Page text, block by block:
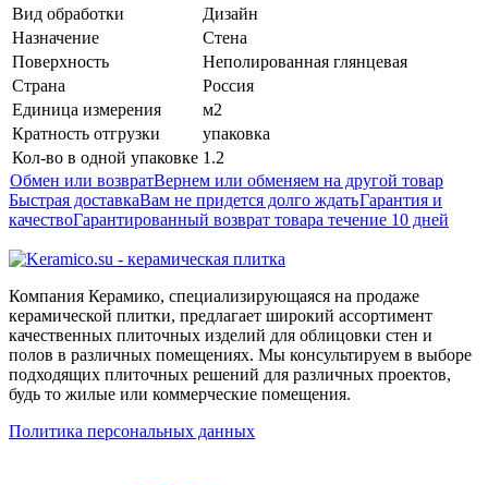
Вид обработки
Дизайн
Назначение
Стена
Поверхность
Неполированная глянцевая
Страна
Россия
Единица измерения
м2
Кратность отгрузки
упаковка
Кол-во в одной упаковке 1.2
Обмен или возвратВернем или обменяем на другой товар
Быстрая доставкаВам не придется долго ждатьГарантия и
качествоГарантированный возврат товара течение 10 дней
Компания Керамико, специализирующаяся на продаже
керамической плитки, предлагает широкий ассортимент
качественных плиточных изделий для облицовки стен и
полов в различных помещениях. Мы консультируем в выборе
подходящих плиточных решений для различных проектов,
будь то жилые или коммерческие помещения.
Политика персональных данных